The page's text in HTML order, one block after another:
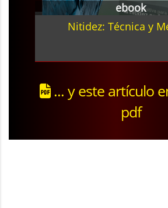
ebook
Nitidez: Técnica y
... y este artículo
pdf